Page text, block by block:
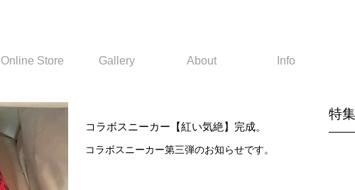
Online Store Gallery About Info
コラボスニーカー【紅い気絶】完成。
コラボスニーカー第三弾のお知らせです。
特